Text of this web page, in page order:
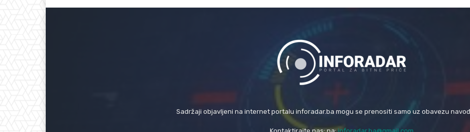
Sadržaji objavljeni na internet portalu inforadar.ba mogu se prenositi samo uz obavezu